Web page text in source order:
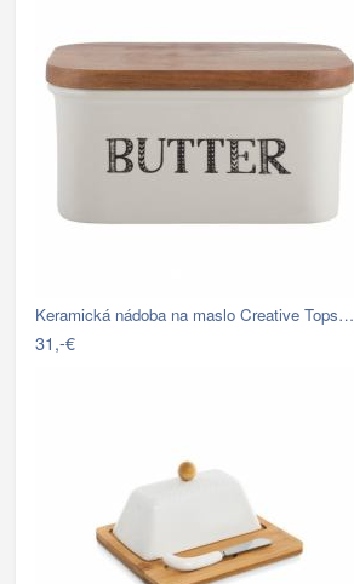
Keramická nádoba na maslo Creative Tops…
31,-€